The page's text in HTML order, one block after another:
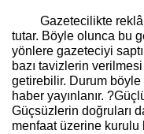
Gazetecilikte
tutar. Böyle olunca bu
yönlere gazeteciyi
bazı tavizlerin
getirebilir. Durum
haber yayınlanır.
Güçsüzlerin doğruları
menfaat üzerine